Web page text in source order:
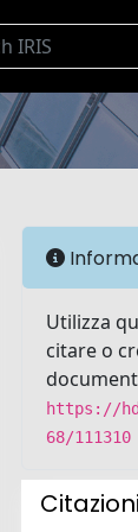
Utilizza
citare o
https://
68/111310
Citazioni